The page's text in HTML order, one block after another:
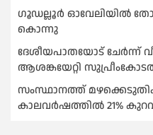
ഗൂഡല്ലൂർ ഓവേലിയിൽ
കൊന്നു
ദേശീയപാതയോട് ചേര്‍ന്ന്
ആശങ്കയേറ്റി
സംസ്ഥാനത്ത്
കാലവര്‍ഷത്തില്‍ 21%